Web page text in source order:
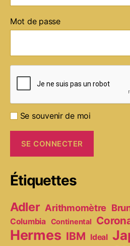
Mot de passe
Se souvenir de moi
Étiquettes
Adler Arithmomètre
Columbia Continental
Hermes IBM Ideal